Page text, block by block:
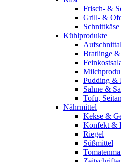
Frisch- &
Grill- &
Schnittkäse
Kühlprodukte
Bratlinge &
Pudding &
Sahne &
Tofu,
Nährmittel
Kekse &
Konfekt &
Riegel
Süßmittel